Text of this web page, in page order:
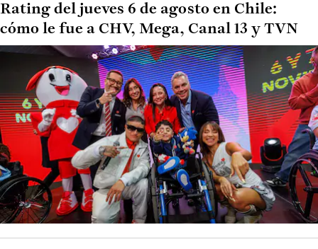
Rating del jueves 6 de agosto en Chile:
cómo le fue a CHV, Mega, Canal 13 y TVN